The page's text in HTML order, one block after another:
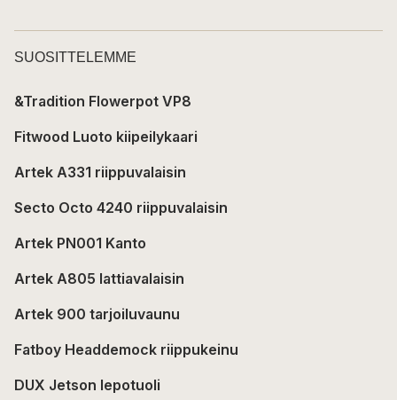
SUOSITTELEMME
&Tradition Flowerpot VP8
Fitwood Luoto kiipeilykaari
Artek A331 riippuvalaisin
Secto Octo 4240 riippuvalaisin
Artek PN001 Kanto
Artek A805 lattiavalaisin
Artek 900 tarjoiluvaunu
Fatboy Headdemock riippukeinu
DUX Jetson lepotuoli